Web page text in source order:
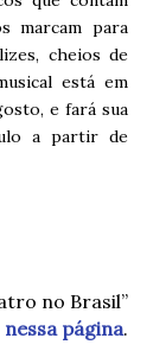
marcam para
cheios de
está em
e fará sua
a partir de
no Brasil”
nessa página.